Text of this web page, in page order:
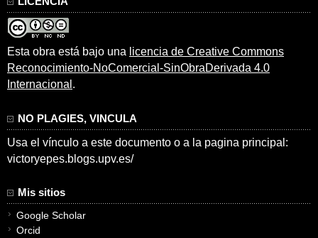
Esta obra está bajo una licencia de Creative Commons
Reconocimiento-NoComercial-SinObraDerivada 4.0
Internacional .
NO PLAGIES, VINCULA
Usa el vínculo a este documento o a la pagina principal:
victoryepes.blogs.upv.es/
Mis sitios
Google Scholar
Orcid